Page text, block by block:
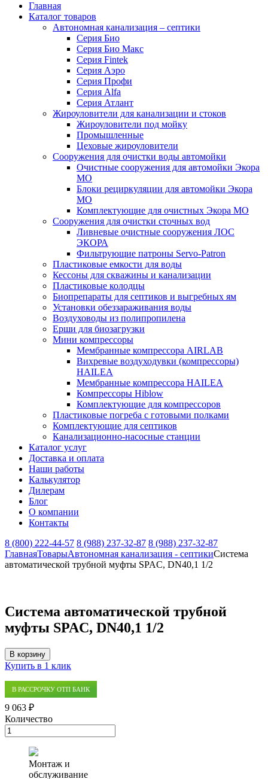
Главная
Каталог товаров
Автономная канализация – септики
Серия Био
Серия Био Макс
Серия Fintek
Серия Аэро
Серия Профи
Серия Alfa
Серия Атлант
Жироуловители для канализации и стоков
Жироуловители под мойку
Промышленные
Цеховые жироуловители
Сооружения для очистки воды автомойки
Очистные сооружения для автомойки Экора
МО
Блоки рециркуляции для автомойки Экора
МО
Комплектующие для очистных Экора МО
Сооружения для очистки сточных вод
Ливневые очистные сооружения ЛОС
ЭКОРА
Фильтрующие патроны Servo-Patron
Пластиковые емкости для воды
Кессоны для скважины и канализации
Пластиковые колодцы
Биопрепараты для септиков и выгребных ям
Установки обеззараживания воды
Воздуховоды из полипропилена
Ерши для биозагрузки
Мини компрессоры
Мембранные компрессора AIRLAB
Вихревые воздуходувки (компрессоры)
HAILEA
Мембранные компрессора HAILEA
Компрессоры Hiblow
Комплектующие для компрессоров
Пластиковые погреба с готовыми полками
Комплектующие для септиков
Канализационно-насосные станции
Каталог услуг
Доставка и оплата
Наши работы
Калькулятор
Дилерам
Блог
О компании
Контакты
8 (800) 222-44-57 8 (988) 237-32-87 8 (988) 237-32-87
ГлавнаяТоварыАвтономная канализация - септикиСистема
автоматической трубной муфты SPAC, DN40,1 1/2
Система автоматической трубной
муфты SPAC, DN40,1 1/2
В корзину
Купить в 1 клик
В РАССРОЧКУ ОТП БАНК
9 063 ₽
Количество
Количество
товара
Система
автоматической
трубной
Монтаж и
обслуживание